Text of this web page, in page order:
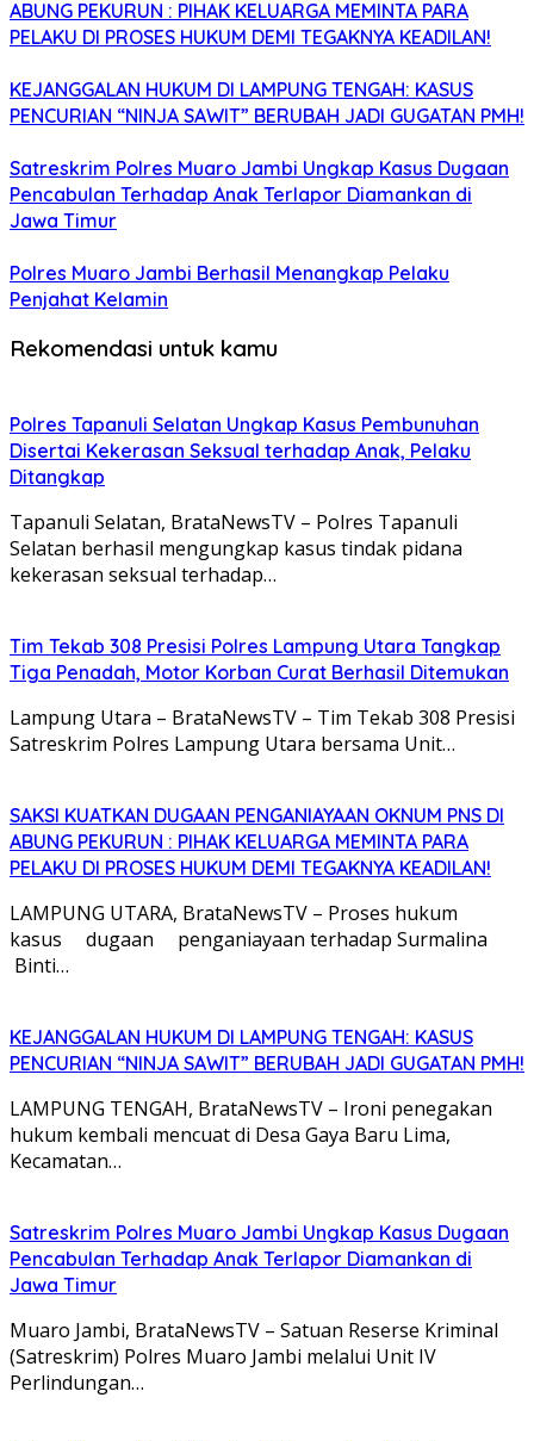
ABUNG PEKURUN : PIHAK KELUARGA MEMINTA PARA
PELAKU DI PROSES HUKUM DEMI TEGAKNYA KEADILAN!
KEJANGGALAN HUKUM DI LAMPUNG TENGAH: KASUS
PENCURIAN “NINJA SAWIT” BERUBAH JADI GUGATAN PMH!
Satreskrim Polres Muaro Jambi Ungkap Kasus Dugaan
Pencabulan Terhadap Anak Terlapor Diamankan di
Jawa Timur
Polres Muaro Jambi Berhasil Menangkap Pelaku
Penjahat Kelamin
Rekomendasi untuk kamu
Polres Tapanuli Selatan Ungkap Kasus Pembunuhan
Disertai Kekerasan Seksual terhadap Anak, Pelaku
Ditangkap
Tapanuli Selatan, BrataNewsTV – Polres Tapanuli
Selatan berhasil mengungkap kasus tindak pidana
kekerasan seksual terhadap…
Tim Tekab 308 Presisi Polres Lampung Utara Tangkap
Tiga Penadah, Motor Korban Curat Berhasil Ditemukan
Lampung Utara – BrataNewsTV – Tim Tekab 308 Presisi
Satreskrim Polres Lampung Utara bersama Unit…
SAKSI KUATKAN DUGAAN PENGANIAYAAN OKNUM PNS DI
ABUNG PEKURUN : PIHAK KELUARGA MEMINTA PARA
PELAKU DI PROSES HUKUM DEMI TEGAKNYA KEADILAN!
LAMPUNG UTARA, BrataNewsTV – Proses hukum
kasus dugaan penganiayaan terhadap Surmalina
Binti…
KEJANGGALAN HUKUM DI LAMPUNG TENGAH: KASUS
PENCURIAN “NINJA SAWIT” BERUBAH JADI GUGATAN PMH!
LAMPUNG TENGAH, BrataNewsTV – Ironi penegakan
hukum kembali mencuat di Desa Gaya Baru Lima,
Kecamatan…
Satreskrim Polres Muaro Jambi Ungkap Kasus Dugaan
Pencabulan Terhadap Anak Terlapor Diamankan di
Jawa Timur
Muaro Jambi, BrataNewsTV – Satuan Reserse Kriminal
(Satreskrim) Polres Muaro Jambi melalui Unit IV
Perlindungan…